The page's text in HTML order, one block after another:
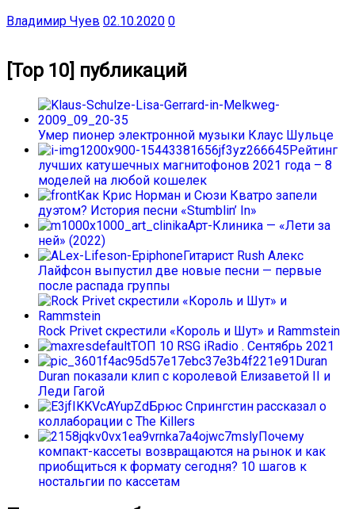
Владимир Чуев 02.10.2020 0
[Top 10] публикаций
Умер пионер электронной музыки Клаус Шульце
Рейтинг
лучших катушечных магнитофонов 2021 года – 8
моделей на любой кошелек
Как Крис Норман и Сюзи Кватро запели
дуэтом? История песни «Stumblin’ In»
Арт-Клиника — «Лети за
ней» (2022)
Гитарист Rush Алекс
Лайфсон выпустил две новые песни — первые
после распада группы
Rock Privet скрестили «Король и Шут» и Rammstein
ТОП 10 RSG iRadio . Сентябрь 2021
Duran
Duran показали клип с королевой Елизаветой II и
Леди Гагой
Брюс Спрингстин рассказал о
коллаборации с The Killers
Почему
компакт-кассеты возвращаются на рынок и как
приобщиться к формату сегодня? 10 шагов к
ностальгии по кассетам